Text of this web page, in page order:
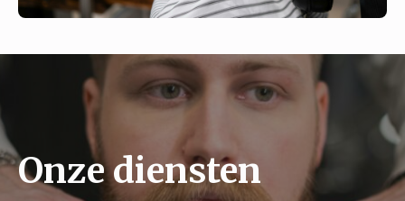
Onze diensten